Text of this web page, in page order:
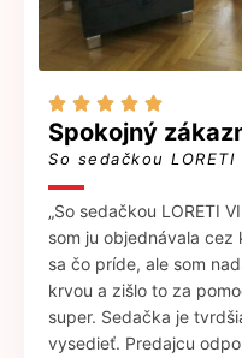
    
Spokojný
So sedačkou LORETI
„So sedačkou LORETI
som ju objednávala cez
sa čo príde, ale som
krvou a zišlo to za
super. Sedačka je
vysedieť. Predajcu